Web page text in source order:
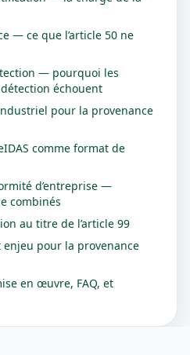
— ce que l’article 50 ne
— pourquoi les
échouent
pour la provenance
comme format de
d’entreprise —
combinés
au titre de l’article 99
enjeu pour la provenance
en œuvre, FAQ, et